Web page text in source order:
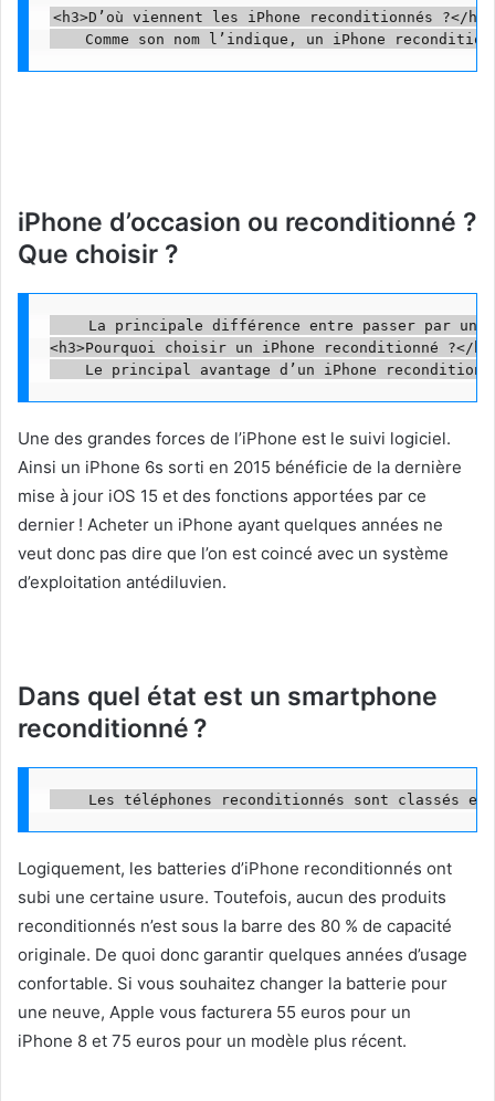
<h3>D’où viennent les iPhone reconditionnés ?</h3>
iPhone d’occasion ou reconditionné ?
Que choisir ?
La principale différence entre passer par
<h3>Pourquoi choisir un iPhone reconditionné ?</
Une des grandes forces de l’iPhone est le suivi logiciel.
Ainsi un iPhone 6s sorti en 2015 bénéficie de la dernière
mise à jour iOS 15 et des fonctions apportées par ce
dernier ! Acheter un iPhone ayant quelques années ne
veut donc pas dire que l’on est coincé avec un système
d’exploitation antédiluvien.
Dans quel état est un smartphone
reconditionné ?
Logiquement, les batteries d’iPhone reconditionnés ont
subi une certaine usure. Toutefois, aucun des produits
reconditionnés n’est sous la barre des 80 % de capacité
originale. De quoi donc garantir quelques années d’usage
confortable. Si vous souhaitez changer la batterie pour
une neuve, Apple vous facturera 55 euros pour un
iPhone 8 et 75 euros pour un modèle plus récent.